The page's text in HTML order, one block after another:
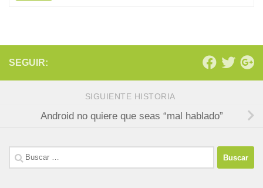
SEGUIR:
SIGUIENTE HISTORIA
Android no quiere que seas “mal hablado”
Buscar: